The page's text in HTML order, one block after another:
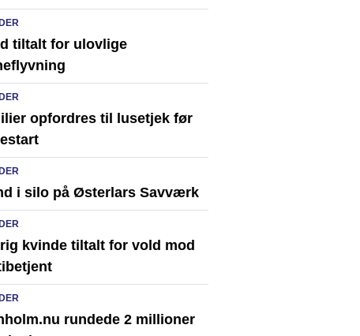
tiltalt for ulovlige
opfordres til lusetjek før
i silo på Østerlars Savværk
kvinde tiltalt for vold mod
rundede 2 millioner